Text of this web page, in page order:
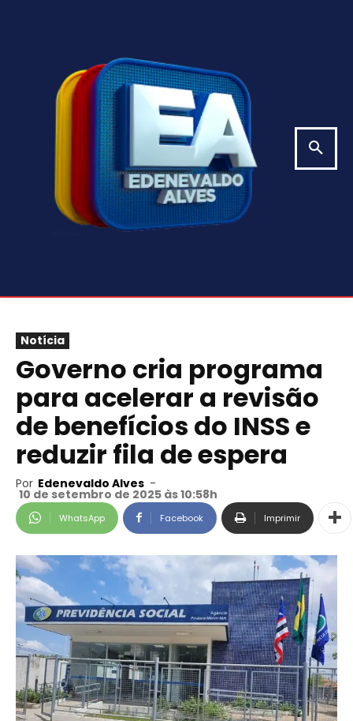
Notícia
Governo cria programa
para acelerar a revisão
de benefícios do INSS e
reduzir fila de espera
Por Edenevaldo Alves -
10 de setembro de 2025 às 10:58h
WhatsApp Facebook Imprimir